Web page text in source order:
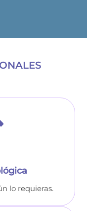
lo requieras.